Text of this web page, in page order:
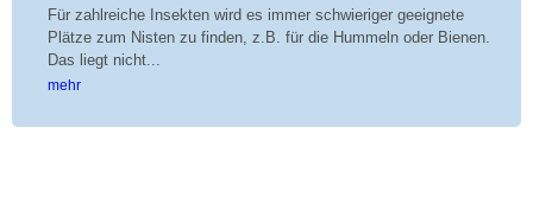
Für zahlreiche Insekten wird es immer schwieriger geeignete
Plätze zum Nisten zu finden, z.B. für die Hummeln oder Bienen.
Das liegt nicht...
mehr